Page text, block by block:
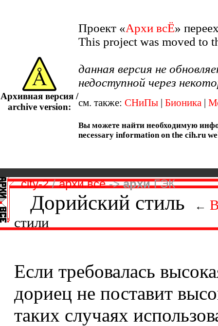
Архивная версия /
archive version:
Проект «Архи всЁ»
This project was moved to
данная версия не
недоступной через
см. также: СНиПы Бионика
Вы можете найти необходимую
necessary information on the cih.ru
city-2 / архи.всё ->архиГЭК
Дорийский стиль ←
стили
Если требовалась
дориец не поставит
таких случаях